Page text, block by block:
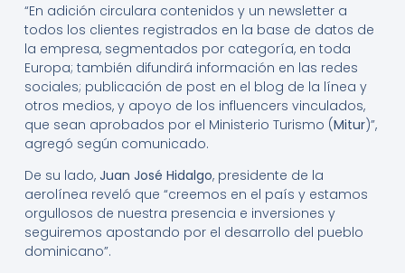
“En adición circulara contenidos y un newsletter a
todos los clientes registrados en la base de datos de
la empresa, segmentados por categoría, en toda
Europa; también difundirá información en las redes
sociales; publicación de post en el blog de la línea y
otros medios, y apoyo de los influencers vinculados,
que sean aprobados por el Ministerio Turismo (Mitur)”,
agregó según comunicado.
De su lado, Juan José Hidalgo, presidente de la
aerolínea reveló que “creemos en el país y estamos
orgullosos de nuestra presencia e inversiones y
seguiremos apostando por el desarrollo del pueblo
dominicano”.